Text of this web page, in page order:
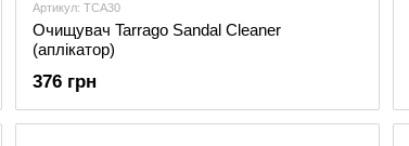
Артикул: TCA30
Очищувач Tarrago Sandal Cleaner
(аплікатор)
376 грн